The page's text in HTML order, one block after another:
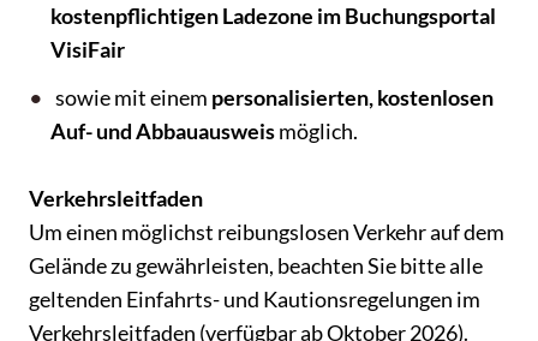
kostenpflichtigen Ladezone im Buchungsportal
VisiFair
sowie mit einem personalisierten, kostenlosen
Auf- und Abbauausweismöglich.
Verkehrsleitfaden
Um einen möglichst reibungslosen Verkehr auf dem
Gelände zu gewährleisten, beachten Sie bitte alle
geltenden Einfahrts- und Kautionsregelungen im
Verkehrsleitfaden (verfügbar ab Oktober 2026).